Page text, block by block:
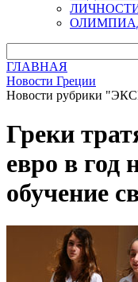
ГЛАВНАЯ
Новости Греции
Новости рубрики
Греки
евро в год
обучение